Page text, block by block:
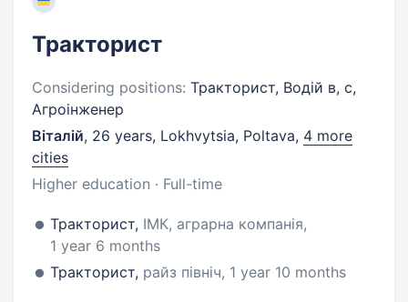
Тракторист
Considering positions: Тракторист, Водій в, с,
Агроінженер
Віталій, 26 years, Lokhvytsia, Poltava, 4 more
cities
Higher education · Full-time
Тракторист, ІМК, аграрна компанія,
1 year 6 months
Тракторист, райз північ, 1 year 10 months